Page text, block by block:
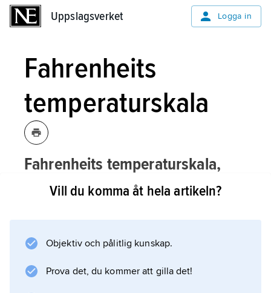
Uppslagsverket Logga in
Fahrenheits
temperaturskala
Fahrenheits temperaturskala,
först lanserad av
Daniel Gabriel
Fahrenheit1724, mäter temperaturen i
Den nuvarande fahrenheitskalan relateras till
°C) och kokpunkt (100 °C) är 32 °F respektive
Vill du komma åt hela artikeln?
Objektiv och pålitlig kunskap.
Prova det, du kommer att gilla det!